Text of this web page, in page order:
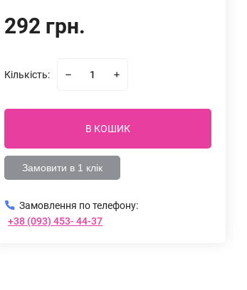
292 грн.
Кількість:
В КОШИК
Замовити в 1 клік
Замовлення по телефону:
+38 (093) 453- 44-37